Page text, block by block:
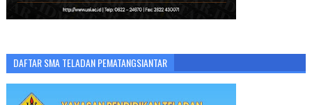
DAFTAR SMA TELADAN PEMATANGSIANTAR